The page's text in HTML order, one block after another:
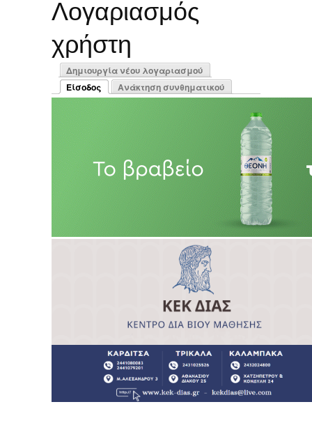
Λογαριασμός
χρήστη
Πρωτεύουσες καρτέλες
Δημιουργία νέου λογαριασμού
Είσοδος
(ενεργή καρτέλα)
Ανάκτηση συνθηματικού